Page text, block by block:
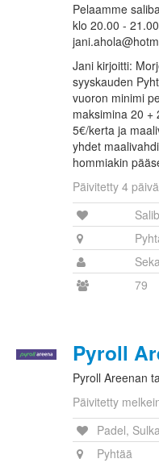
Pelaamme
klo 20.00 -
Jani kirjoitti:
syyskauden
vuoron minimi
maksimina 20 +
5€/kerta ja
yhdet
hommiakin
Päivitetty 4
79
Pyroll
Pyroll Areenan
Päivitetty
Padel,
Pyhtää